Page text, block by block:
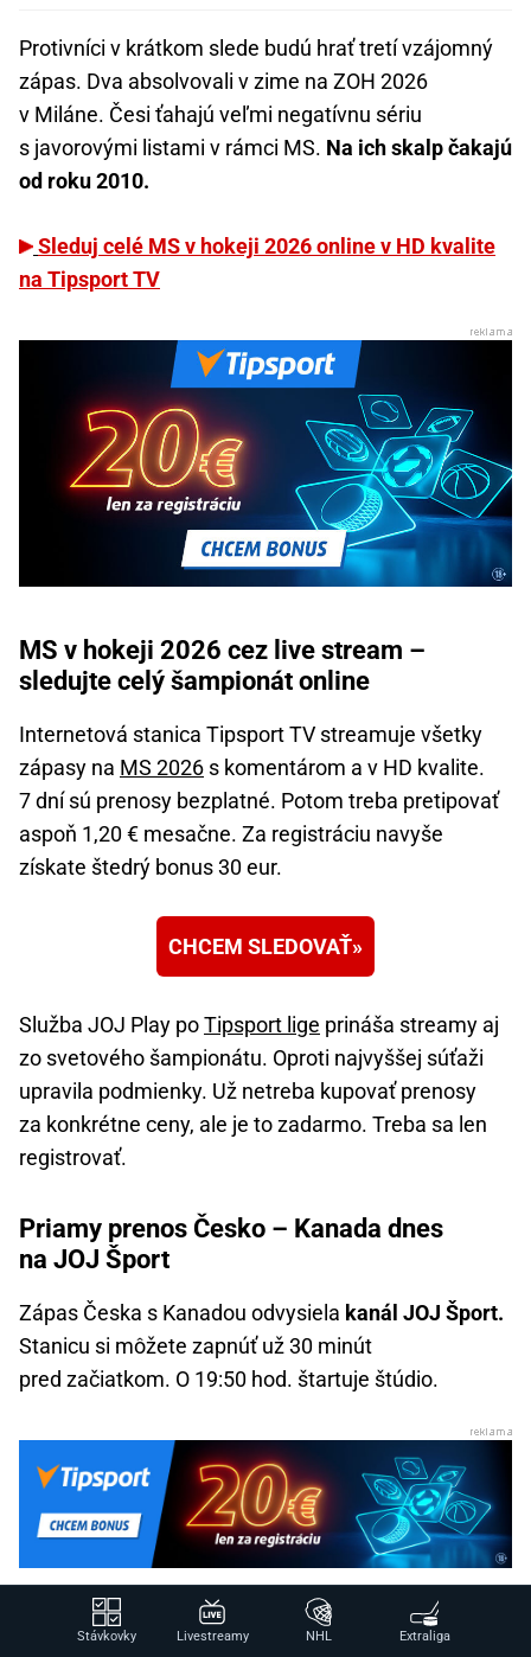
Protivníci v krátkom slede budú hrať tretí vzájomný
zápas. Dva absolvovali v zime na ZOH 2026
v Miláne. Česi ťahajú veľmi negatívnu sériu
s javorovými listami v rámci MS. Na ich skalp čakajú
od roku 2010.
Sleduj celé MS v hokeji 2026 online v HD kvalite
na Tipsport TV
MS v hokeji 2026 cez live stream –
sledujte celý šampionát online
Internetová stanica Tipsport TV streamuje všetky
zápasy na MS 2026 s komentárom a v HD kvalite.
7 dní sú prenosy bezplatné. Potom treba pretipovať
aspoň 1,20 € mesačne. Za registráciu navyše
získate štedrý bonus 30 eur.
CHCEM SLEDOVAŤ
Služba JOJ Play poTipsport lige prináša streamy aj
zo svetového šampionátu. Oproti najvyššej súťaži
upravila podmienky. Už netreba kupovať prenosy
za konkrétne ceny, ale je to zadarmo. Treba sa len
registrovať.
Priamy prenos Česko – Kanada dnes
na JOJ Šport
Zápas Česka s Kanadou odvysiela kanál JOJ Šport.
Stanicu si môžete zapnúť už 30 minút
pred začiatkom. O 19:50 hod. štartuje štúdio.
Kurzy a analýza zápasu: Kanada jasným
Stávkovky Livestreamy NHL Extraliga